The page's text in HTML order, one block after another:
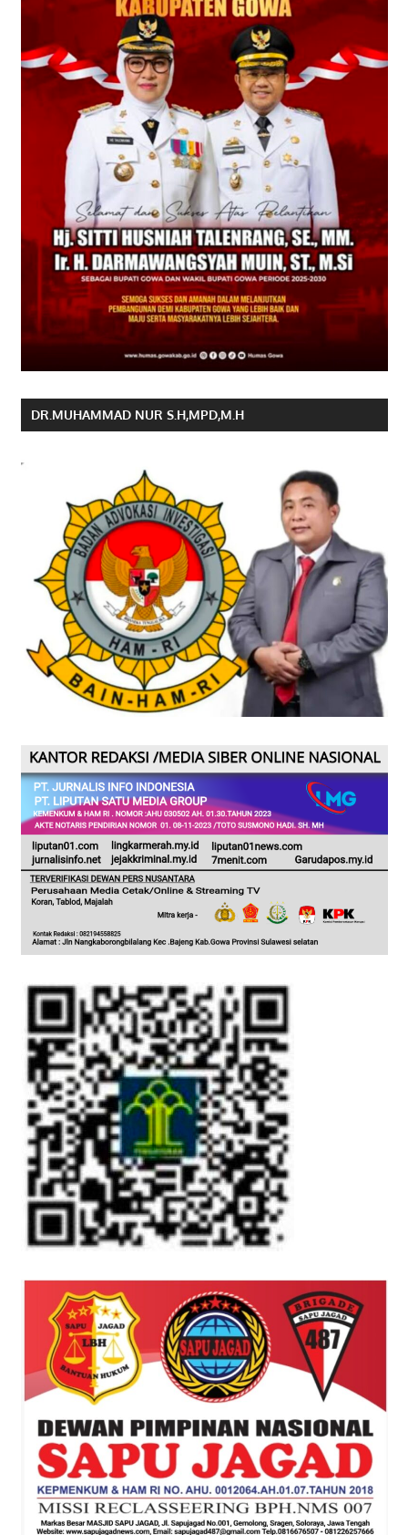
DR.MUHAMMAD NUR S.H,MPD,M.H